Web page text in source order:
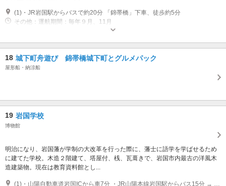
(1)・JR岩国駅からバスで約20分 「錦帯橋」下車、徒歩約5分
その他：運航期間：毎年９月、11月
18 城下町舟遊び 錦帯橋城下町とグルメパック
屋形船・納涼船
19 岩国学校
博物館
明治になり、岩国藩が学制の大改革を行った際に、藩士に語学を学ばせるため
に建てた学校。木造２階建て、塔屋付、桟、瓦葺きで、岩国市内最古の洋風木
造建築物。現在は教育資料館とし...
(1)・山陽自動車道岩国ICから車7分 ・JR山陽本線岩国駅からバス15分 → 「新町」バス停から徒歩0分